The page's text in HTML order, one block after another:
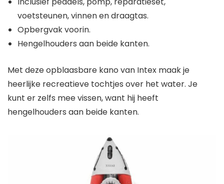
voetsteunen, vinnen en draagtas.
Opbergvak voorin.
Hengelhouders aan beide kanten.
heerlijke recreatieve tochtjes over het water. Je
kunt er zelfs mee vissen, want hij heeft
hengelhouders aan beide kanten.